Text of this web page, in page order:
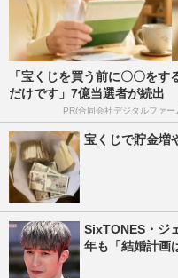
「宝くじを買う前に〇〇をす
だけです」7億当選者が続出
PR(合同会社デジタルファー
宝くじで貯金増
SixTONES・ジ
年も「結婚計画